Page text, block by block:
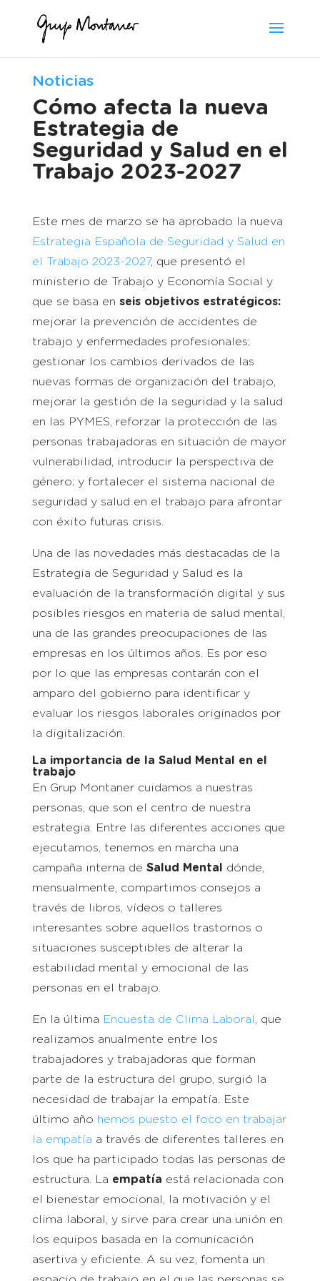
Cómo afecta la nueva
Estrategia de
Seguridad y Salud en el
Trabajo 2023-2027
Noticias
Este mes de marzo se ha aprobado la nueva
Estrategia Española de Seguridad y Salud en
el Trabajo 2023-2027, que presentó el
ministerio de Trabajo y Economía Social y
que se basa en seis objetivos estratégicos:
mejorar la prevención de accidentes de
trabajo y enfermedades profesionales;
gestionar los cambios derivados de las
nuevas formas de organización del trabajo,
mejorar la gestión de la seguridad y la salud
en las PYMES, reforzar la protección de las
personas trabajadoras en situación de mayor
vulnerabilidad, introducir la perspectiva de
género; y fortalecer el sistema nacional de
seguridad y salud en el trabajo para afrontar
con éxito futuras crisis.
Una de las novedades más destacadas de la
Estrategia de Seguridad y Salud es la
evaluación de la transformación digital y sus
posibles riesgos en materia de salud mental,
una de las grandes preocupaciones de las
empresas en los últimos años. Es por eso
por lo que las empresas contarán con el
amparo del gobierno para identificar y
evaluar los riesgos laborales originados por
la digitalización.
La importancia de la Salud Mental en el
trabajo
En Grup Montaner cuidamos a nuestras
personas, que son el centro de nuestra
estrategia. Entre las diferentes acciones que
ejecutamos, tenemos en marcha una
campaña interna de Salud Mental
dónde,
mensualmente, compartimos consejos a
través de libros, vídeos o talleres
interesantes sobre aquellos trastornos o
situaciones susceptibles de alterar la
estabilidad mental y emocional de las
personas en el trabajo.
En la última Encuesta de Clima Laboral
, que
realizamos anualmente entre los
trabajadores y trabajadoras que forman
parte de la estructura del grupo, surgió la
necesidad de trabajar la empatía. Este
último año hemos puesto el foco en trabajar
la empatía a través de diferentes talleres en
los que ha participado todas las personas de
estructura. La empatía está relacionada con
el bienestar emocional, la motivación y el
clima laboral, y sirve para crear una unión en
los equipos basada en la comunicación
asertiva y eficiente. A su vez, fomenta un